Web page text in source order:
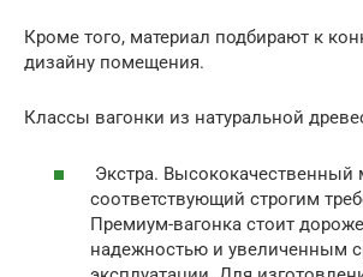
Кроме того, материал подбирают к
дизайну помещения.
Классы вагонки из натуральной
Экстра. Высококачественный
соответствующий строгим
Премиум-вагонка стоит
надежностью и увеличенным